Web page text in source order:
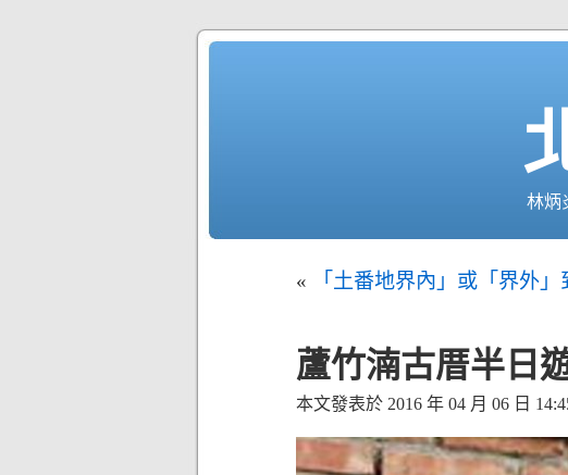
林炳
« 「土番地界內」或「界外
蘆竹湳古厝半日
本文發表於 2016 年 04 月 06 日